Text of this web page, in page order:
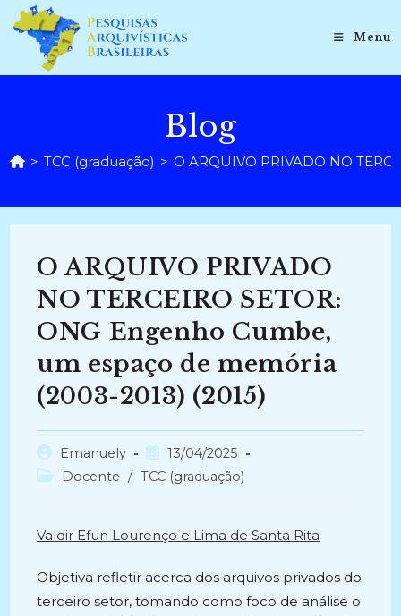
para
conteúdo
Menu
Blog
> TCC (graduação) > O ARQUIVO PRIVADO NO
O ARQUIVO PRIVADO
NO TERCEIRO SETOR:
ONG Engenho Cumbe,
um espaço de memória
(2003-2013) (2015)
Autor
do
Emanuely
Post
publicado:
13/04/2025
Categoria
Docente / TCC (graduação)
Valdir Efun Lourenço e Lima de Santa Rita
Objetiva refletir acerca dos arquivos privados do
terceiro setor, tomando como foco de análise o